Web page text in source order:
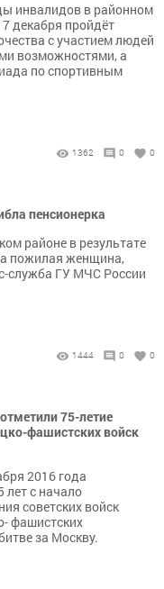
инвалидов в районном
декабря пройдёт
с участием людей
возможностями, а
по спортивным
1362 0 0
пенсионерка
районе в результате
пожилая женщина,
служба ГУ МЧС России
1444 0 0
75-летие
фашистских войск
2016 года
лет с начало
советских войск
фашистских
за Москву.